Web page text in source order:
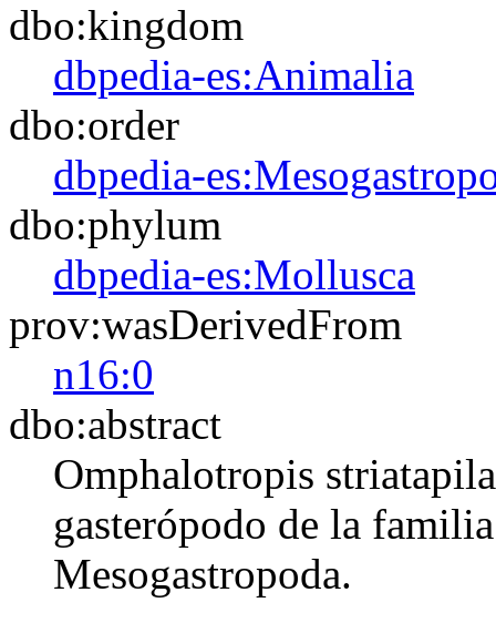
dbo:kingdom
dbpedia-es:Animalia
dbo:order
dbpedia-
dbo:phylum
dbpedia-es:Mollusca
prov:wasDerivedFrom
n16:0
dbo:abstract
Omphalotropis
gasterópodo de la
Mesogastropoda.